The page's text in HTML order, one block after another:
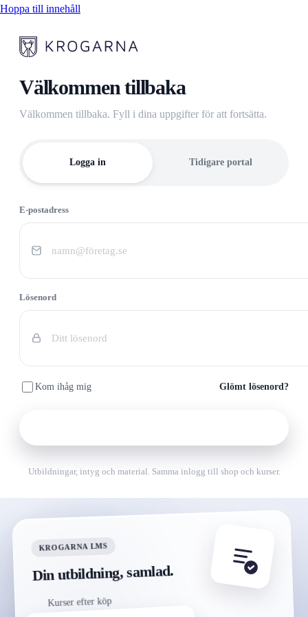
Hoppa till innehåll
Välkommen tillbaka
Välkommen tillbaka. Fyll i dina uppgifter för att fortsätta.
Logga in Tidigare portal
E-postadress
Lösenord
Kom ihåg mig Glömt lösenord?
Utbildningar, intyg och material. Samma inlogg till shop och kurser.
KROGARNA LMS
Din utbildning, samlad.
Kurser efter köp